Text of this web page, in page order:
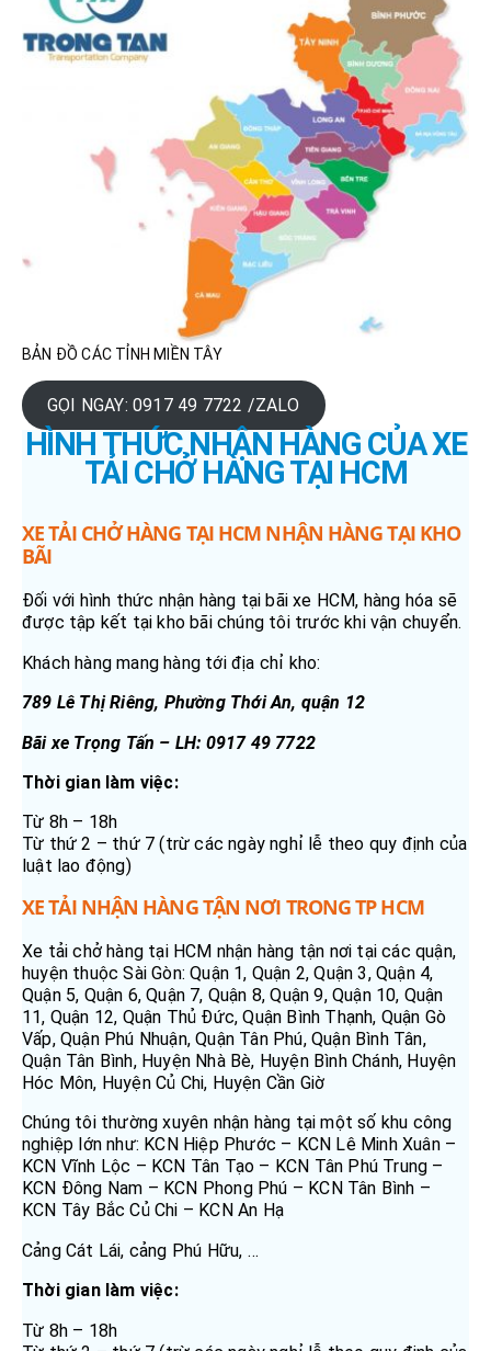
BẢN ĐỒ CÁC TỈNH MIỀN TÂY
GỌI NGAY: 0917 49 7722 /ZALO
HÌNH THỨC NHẬN HÀNG CỦA XE
TẢI CHỞ HÀNG TẠI HCM
XE TẢI CHỞ HÀNG TẠI HCM NHẬN HÀNG TẠI KHO
BÃI
Đối với hình thức nhận hàng tại bãi xe HCM, hàng hóa sẽ
được tập kết tại kho bãi chúng tôi trước khi vận chuyển.
Khách hàng mang hàng tới địa chỉ kho:
789 Lê Thị Riêng, Phường Thới An, quận 12
Bãi xe Trọng Tấn – LH: 0917 49 7722
Thời gian làm việc:
Từ 8h – 18h
Từ thứ 2 – thứ 7 (trừ các ngày nghỉ lễ theo quy định của
luật lao động)
XE TẢI NHẬN HÀNG TẬN NƠI TRONG TP HCM
Xe tải chở hàng tại HCM nhận hàng tận nơi tại các quận,
huyện thuộc Sài Gòn: Quận 1, Quận 2, Quận 3, Quận 4,
Quận 5, Quận 6, Quận 7, Quận 8, Quận 9, Quận 10, Quận
11, Quận 12, Quận Thủ Đức, Quận Bình Thạnh, Quận Gò
Vấp, Quận Phú Nhuận, Quận Tân Phú, Quận Bình Tân,
Quận Tân Bình, Huyện Nhà Bè, Huyện Bình Chánh, Huyện
Hóc Môn, Huyện Củ Chi, Huyện Cần Giờ
Chúng tôi thường xuyên nhận hàng tại một số khu công
nghiệp lớn như: KCN Hiệp Phước – KCN Lê Minh Xuân –
KCN Vĩnh Lộc – KCN Tân Tạo – KCN Tân Phú Trung –
KCN Đông Nam – KCN Phong Phú – KCN Tân Bình –
KCN Tây Bắc Củ Chi – KCN An Hạ
Cảng Cát Lái, cảng Phú Hữu, …
Thời gian làm việc:
Từ 8h – 18h